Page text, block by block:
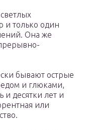
и только один
Она же
бывают острые
и глюками,
и десятки лет и
или